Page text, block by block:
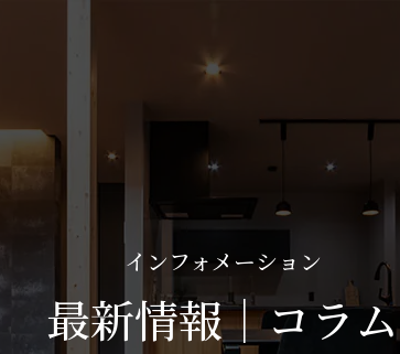
インフォメーション
最新情報｜コラム